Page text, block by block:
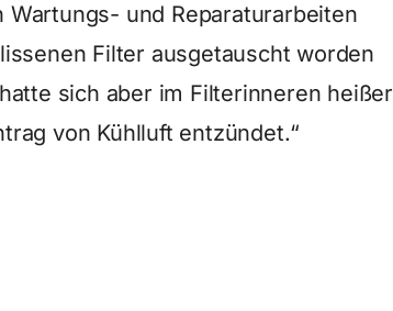
und Reparaturarbeiten
Filter ausgetauscht worden
sich aber im Filterinneren heißer
von Kühlluft entzündet.“